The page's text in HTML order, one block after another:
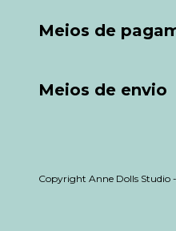
Meios de
Meios de envio
Copyright Anne Dolls Studio -